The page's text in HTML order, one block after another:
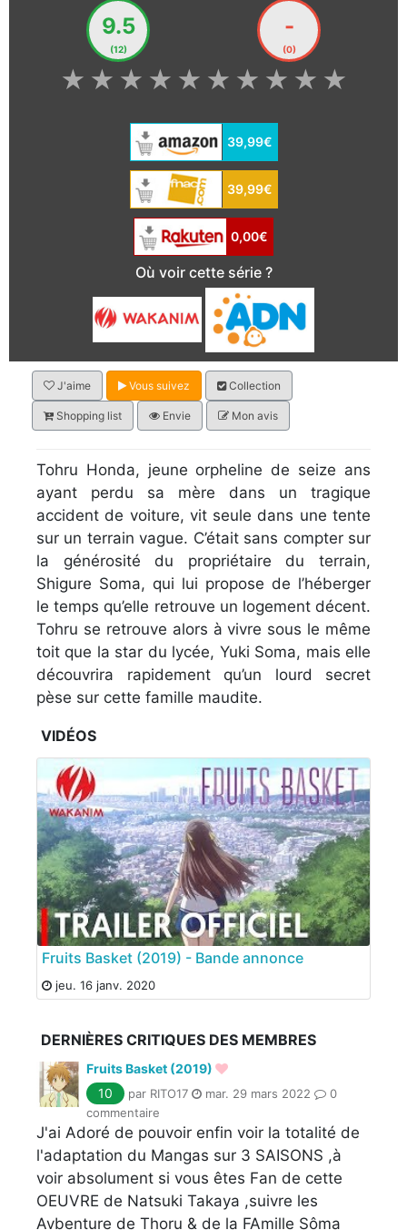
9.5
(12)
-
(0)
★
★
★
★
★
★
★
★
★
★
39,99€
39,99€
0,00€
Où voir cette série ?
J'aime Vous suivez Collection
Shopping list Envie Mon avis
Tohru Honda, jeune orpheline de seize ans
ayant perdu sa mère dans un tragique
accident de voiture, vit seule dans une tente
sur un terrain vague. C’était sans compter sur
la générosité du propriétaire du terrain,
Shigure Soma, qui lui propose de l’héberger
le temps qu’elle retrouve un logement décent.
Tohru se retrouve alors à vivre sous le même
toit que la star du lycée, Yuki Soma, mais elle
découvrira rapidement qu’un lourd secret
pèse sur cette famille maudite.
VIDÉOS
Fruits Basket (2019) - Bande annonce
jeu. 16 janv. 2020
DERNIÈRES CRITIQUES DES MEMBRES
Fruits Basket (2019)
10
par RITO17 mar. 29 mars 2022
0
commentaire
J'ai Adoré de pouvoir enfin voir la totalité de
l'adaptation du Mangas sur 3 SAISONS ,à
voir absolument si vous êtes Fan de cette
OEUVRE de Natsuki Takaya ,suivre les
Avbenture de Thoru & de la FAmille Sôma